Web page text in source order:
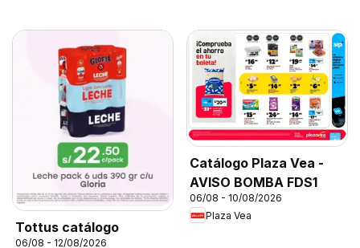
Tottus catálogo
06/08 - 12/08/2026
Catálogo Plaza Vea -
AVISO BOMBA FDS1
06/08 - 10/08/2026
Plaza Vea